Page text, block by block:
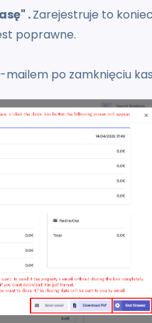
.Zarejestruje to
poprawne.
po zamknięciu